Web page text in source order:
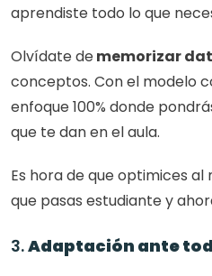
aprendiste todo lo que
Olvídate de memorizar
conceptos. Con el modelo
enfoque 100% donde
que te dan en el aula.
Es hora de que optimices
que pasas estudiante y
3. Adaptación ante